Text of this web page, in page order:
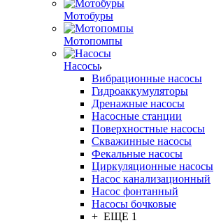
Мотобуры
Мотопомпы
Насосы
Вибрационные насосы
Гидроаккумуляторы
Дренажные насосы
Насосные станции
Поверхностные насосы
Скважинные насосы
Фекальные насосы
Циркуляционные насосы
Насос канализационный
Насос фонтанный
Насосы бочковые
+ ЕЩЕ 1